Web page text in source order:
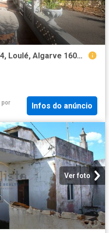
Moradia antiga habitável V4, Loulé, Algarve 160m² Querença, Tôr e Benafim
por
Infos do anúncio
Ver foto